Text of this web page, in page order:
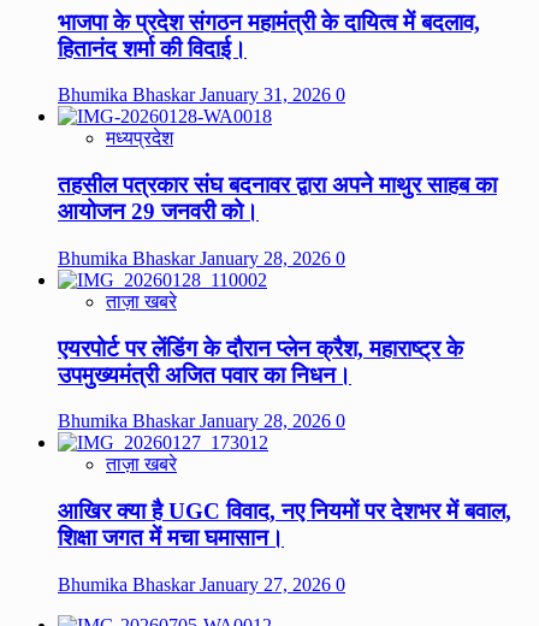
भाजपा के प्रदेश संगठन महामंत्री के दायित्व में बदलाव,
हितानंद शर्मा की विदाई।
Bhumika BhaskarJanuary 31, 2026 0
मध्यप्रदेश
तहसील पत्रकार संघ बदनावर द्वारा अपने माथुर साहब का
आयोजन 29 जनवरी को।
Bhumika BhaskarJanuary 28, 2026 0
ताज़ा खबरे
एयरपोर्ट पर लेंडिंग के दौरान प्लेन क्रैश, महाराष्ट्र के
उपमुख्यमंत्री अजित पवार का निधन।
Bhumika BhaskarJanuary 28, 2026 0
ताज़ा खबरे
आखिर क्या है UGC विवाद, नए नियमों पर देशभर में बवाल,
शिक्षा जगत में मचा घमासान।
Bhumika BhaskarJanuary 27, 2026 0